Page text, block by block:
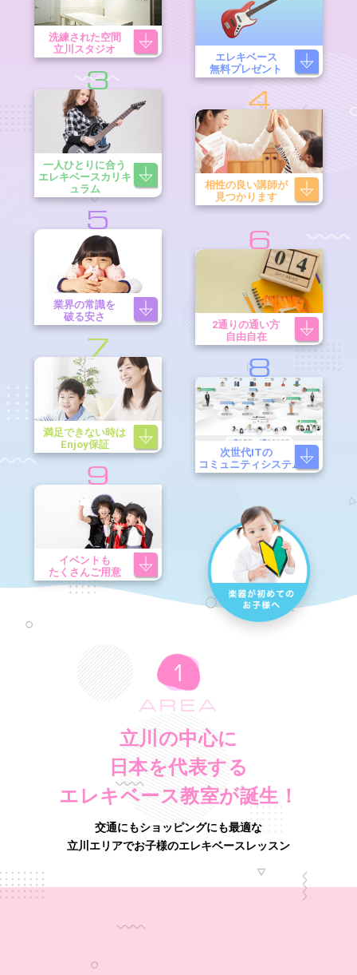
洗練された空間
立川スタジオ
エレキベース
無料プレゼント
3
一人ひとりに合う
エレキベースカリキ
ュラム
4
相性の良い講師が
見つかります
5
業界の常識を
破る安さ
6
2通りの通い方
自由自在
7
満足できない時は
Enjoy保証
8
次世代ITの
コミュニティシステム
9
イベントも
たくさんご用意
AREA
立川の中心に
日本を代表する
エレキベース教室が誕生！
交通にもショッピングにも最適な
立川エリアでお子様のエレキベースレッスン